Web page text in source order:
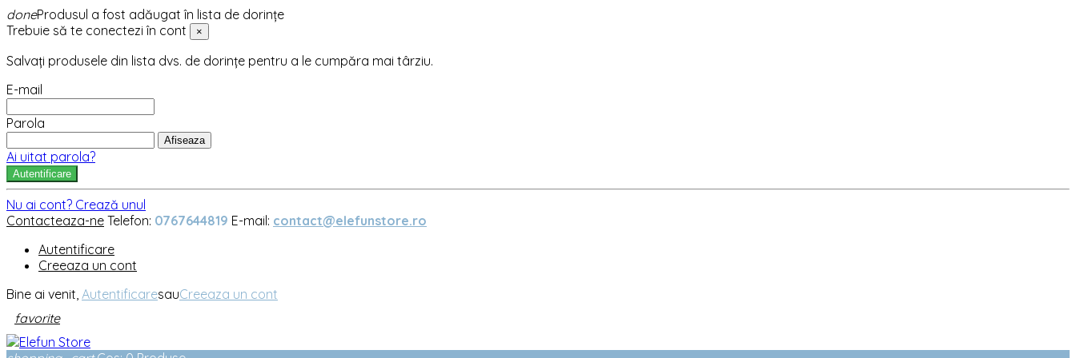
doneProdusul a fost adăugat în lista de dorințe
Trebuie să te conectezi în cont
×
Salvați produsele din lista dvs. de dorințe pentru a le cumpăra mai târziu.
E-mail
Parola
Afiseaza
Ai uitat parola?
Autentificare
Nu ai cont? Crează unul
Contacteaza-ne Telefon: 0767644819 E-mail: contact@elefunstore.ro
Autentificare
Creeaza un cont
Bine ai venit, AutentificaresauCreeaza un cont
favorite